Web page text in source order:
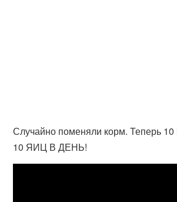
Случайно поменяли корм. Теперь
10 ЯИЦ В ДЕНЬ!